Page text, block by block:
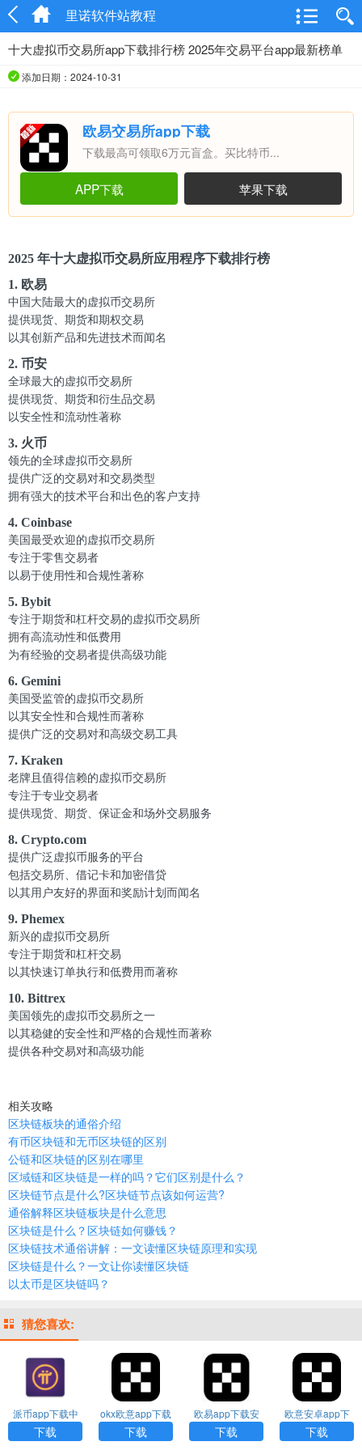
里诺软件站教程
十大虚拟币交易所app下载排行榜 2025年交易平台app最新榜单
添加日期：2024-10-31
欧易交易所app下载
下载最高可领取6万元盲盒。买比特币...
APP下载 苹果下载
2025 年十大虚拟币交易所应用程序下载排行榜
1. 欧易
中国大陆最大的虚拟币交易所
提供现货、期货和期权交易
以其创新产品和先进技术而闻名
2. 币安
全球最大的虚拟币交易所
提供现货、期货和衍生品交易
以安全性和流动性著称
3. 火币
领先的全球虚拟币交易所
提供广泛的交易对和交易类型
拥有强大的技术平台和出色的客户支持
4. Coinbase
美国最受欢迎的虚拟币交易所
专注于零售交易者
以易于使用性和合规性著称
5. Bybit
专注于期货和杠杆交易的虚拟币交易所
拥有高流动性和低费用
为有经验的交易者提供高级功能
6. Gemini
美国受监管的虚拟币交易所
以其安全性和合规性而著称
提供广泛的交易对和高级交易工具
7. Kraken
老牌且值得信赖的虚拟币交易所
专注于专业交易者
提供现货、期货、保证金和场外交易服务
8. Crypto.com
提供广泛虚拟币服务的平台
包括交易所、借记卡和加密借贷
以其用户友好的界面和奖励计划而闻名
9. Phemex
新兴的虚拟币交易所
专注于期货和杠杆交易
以其快速订单执行和低费用而著称
10. Bittrex
美国领先的虚拟币交易所之一
以其稳健的安全性和严格的合规性而著称
提供各种交易对和高级功能
相关攻略
区块链板块的通俗介绍
有币区块链和无币区块链的区别
公链和区块链的区别在哪里
区域链和区块链是一样的吗？它们区别是什么？
区块链节点是什么?区块链节点该如何运营?
通俗解释区块链板块是什么意思
区块链是什么？区块链如何赚钱？
区块链技术通俗讲解：一文读懂区块链原理和实现
区块链是什么？一文让你读懂区块链
以太币是区块链吗？
猜您喜欢:
派币app下载中
文版
下载
okx欧意app下载
下载
欧易app下载安
装
下载
欧意安卓app下
载
下载